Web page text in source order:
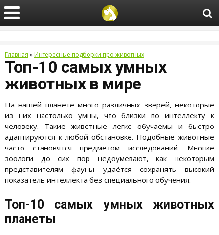
Главная »Интересные подборки про животных
Топ-10 самых умных
животных в мире
На нашей планете много различных зверей, некоторые
из них настолько умны, что близки по интеллекту к
человеку. Такие животные легко обучаемы и быстро
адаптируются к любой обстановке. Подобные животные
часто становятся предметом исследований. Многие
зоологи до сих пор недоумевают, как некоторым
представителям фауны удаётся сохранять высокий
показатель интеллекта без специального обучения.
Топ-10 самых умных животных
планеты